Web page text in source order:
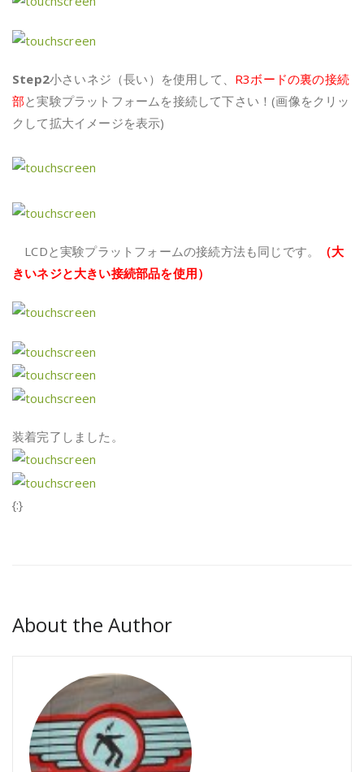
Step2小さいネジ（長い）を使用して、 R3ボードの裏の接続
部と実験プラットフォームを接続して下さい！(画像をクリッ
クして拡大イメージを表示)
LCDと実験プラットフォームの接続方法も同じです。
（大
きいネジと大きい接続部品を使用）
装着完了しました。
{:}
About the Author